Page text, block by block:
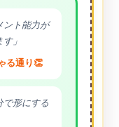
ント能力が
」
る通り👏
で形にする